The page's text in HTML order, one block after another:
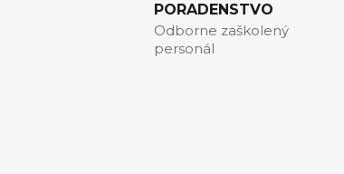
PORADENSTVO
Odborne zaškolený
personál